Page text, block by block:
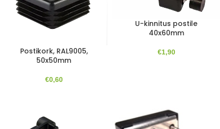
Postikork, RAL9005,
50x50mm
€0,60
U-kinnitus postile
40x60mm
€1,90